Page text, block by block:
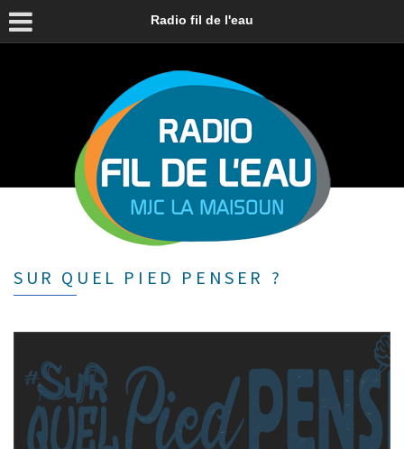
Radio fil de l'eau
SUR QUEL PIED PENSER ?